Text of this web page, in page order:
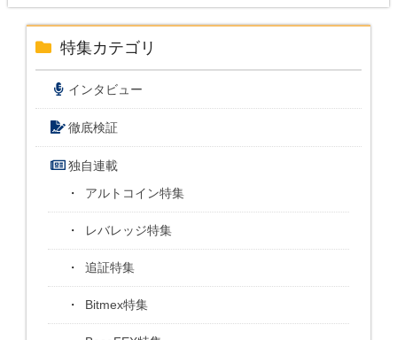
特集カテゴリ
インタビュー
徹底検証
独自連載
アルトコイン特集
レバレッジ特集
追証特集
Bitmex特集